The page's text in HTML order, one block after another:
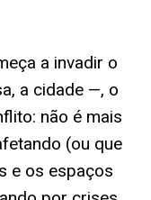
a invadir o
a cidade —, o
não é mais
(ou que
e os espaços